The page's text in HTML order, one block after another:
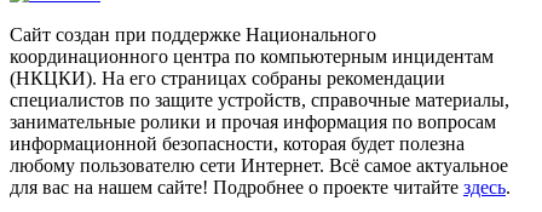
Сайт создан при поддержке Национального
координационного центра по компьютерным инцидентам
(НКЦКИ). На его страницах собраны рекомендации
специалистов по защите устройств, справочные материалы,
занимательные ролики и прочая информация по вопросам
информационной безопасности, которая будет полезна
любому пользователю сети Интернет. Всё самое актуальное
для вас на нашем сайте! Подробнее о проекте читайте здесь.